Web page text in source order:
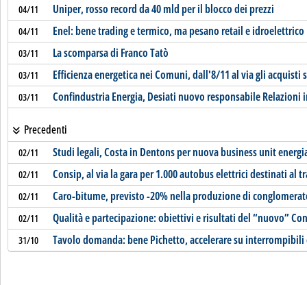
04/11 Uniper, rosso record da 40 mld per il blocco dei prezzi
04/11 Enel: bene trading e termico, ma pesano retail e idroelettrico
03/11 La scomparsa di Franco Tatò
03/11 Efficienza energetica nei Comuni, dall'8/11 al via gli acquisti
03/11 Confindustria Energia, Desiati nuovo responsabile Relazioni
Precedenti
02/11 Studi legali, Costa in Dentons per nuova business unit
02/11 Consip, al via la gara per 1.000 autobus elettrici destinati al
02/11 Caro-bitume, previsto -20% nella produzione di
02/11 Qualità e partecipazione: obiettivi e risultati del “nuovo”
31/10 Tavolo domanda: bene Pichetto, accelerare su interrompibili